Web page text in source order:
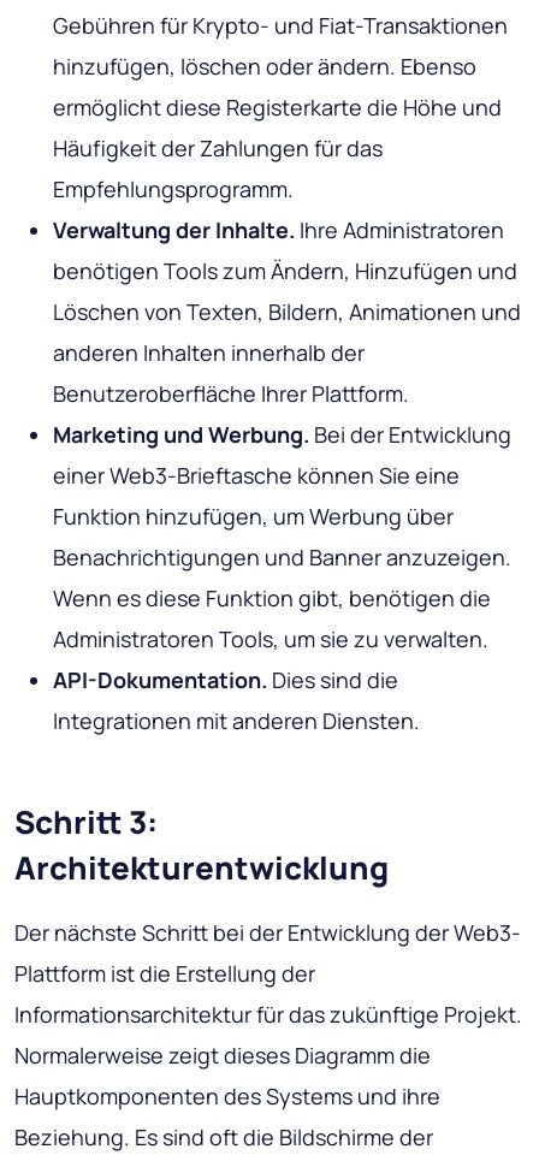
Gebühren für Krypto- und Fiat-Transaktionen
hinzufügen, löschen oder ändern. Ebenso
ermöglicht diese Registerkarte die Höhe und
Häufigkeit der Zahlungen für das
Empfehlungsprogramm.
Verwaltung der Inhalte. Ihre Administratoren
benötigen Tools zum Ändern, Hinzufügen und
Löschen von Texten, Bildern, Animationen und
anderen Inhalten innerhalb der
Benutzeroberfläche Ihrer Plattform.
Marketing und Werbung. Bei der Entwicklung
einer Web3-Brieftasche können Sie eine
Funktion hinzufügen, um Werbung über
Benachrichtigungen und Banner anzuzeigen.
Wenn es diese Funktion gibt, benötigen die
Administratoren Tools, um sie zu verwalten.
API-Dokumentation. Dies sind die
Integrationen mit anderen Diensten.
Schritt 3:
Architekturentwicklung
Der nächste Schritt bei der Entwicklung der Web3-
Plattform ist die Erstellung der
Informationsarchitektur für das zukünftige Projekt.
Normalerweise zeigt dieses Diagramm die
Hauptkomponenten des Systems und ihre
Beziehung. Es sind oft die Bildschirme der